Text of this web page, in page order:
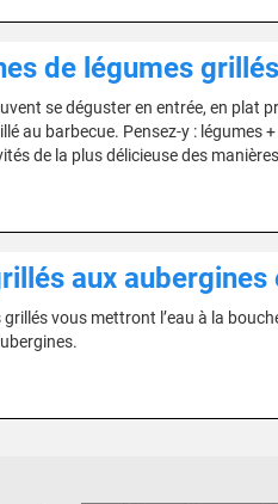
de légumes grillés
se déguster en entrée, en plat
au barbecue. Pensez-y :
de la plus délicieuse des
aux
vous mettront l’eau à la